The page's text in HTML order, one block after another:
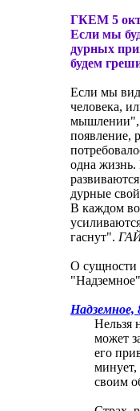
ГКЕМ 5
Если мы
дурных
будем
Если мы
человека,
мышлении",
появление,
одна жизнь.
дурные
В каждом
гаснут".
О сущности
Надземное,
Нельзя
может
его
минует,
своим